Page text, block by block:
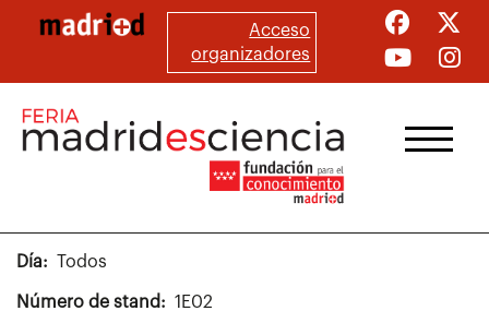
principal
Acceso
organizadores
Día Todos
Número de stand 1E02